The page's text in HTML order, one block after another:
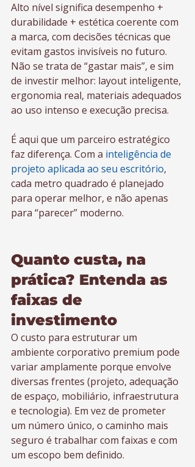
Alto nível significa desempenho +
durabilidade + estética coerente com
a marca, com decisões técnicas que
evitam gastos invisíveis no futuro.
Não se trata de “gastar mais”, e sim
de investir melhor: layout inteligente,
ergonomia real, materiais adequados
ao uso intenso e execução precisa.
É aqui que um parceiro estratégico
faz diferença. Com a inteligência de
projeto aplicada ao seu escritório,
cada metro quadrado é planejado
para operar melhor, e não apenas
para “parecer” moderno.
Quanto custa, na
prática? Entenda as
faixas de
investimento
O custo para estruturar um
ambiente corporativo premium pode
variar amplamente porque envolve
diversas frentes (projeto, adequação
de espaço, mobiliário, infraestrutura
e tecnologia). Em vez de prometer
um número único, o caminho mais
seguro é trabalhar com faixas e com
um escopo bem definido.